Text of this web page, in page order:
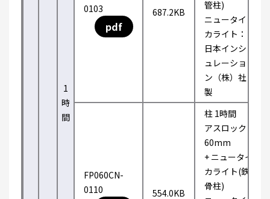
1
時
間
0103
pdf
687.2KB
管柱)
ニュータイ
カライト：
日本インシ
ュレーショ
ン（株）社
製
FP060CN-
0110
554.0KB
柱 1時間
アスロック
60mm
+ ニュータイ
カライト(鉄
骨柱)